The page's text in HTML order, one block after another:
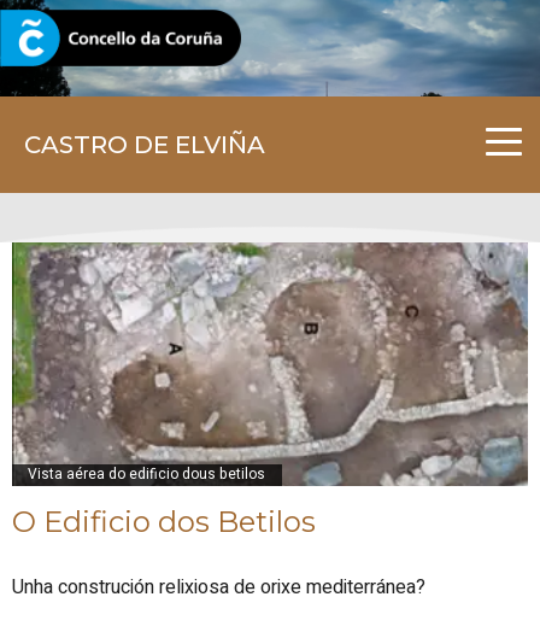
CASTRO DE ELVIÑA
CORUNA.GAL
Vista aérea do edificio dous betilos
O Edificio dos Betilos
Unha construción relixiosa de orixe mediterránea?